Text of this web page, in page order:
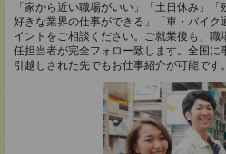
「家から近い職場がいい」「土日休み」
好きな業界の仕事ができる」「車・バイク
イントをご相談ください。ご就業後も、
任担当者が完全フォロー致します。全国に
引越しされた先でもお仕事紹介が可能です